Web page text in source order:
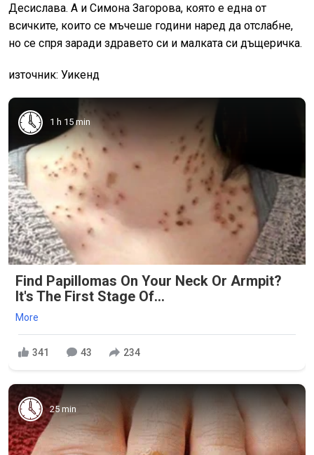
Десислава. А и Симона Загорова, която е една от
всичките, които се мъчеше години наред да отслабне,
но се спря заради здравето си и малката си дъщеричка.
източник: Уикенд
1 h 15 min
Find Papillomas On Your Neck Or Armpit?
It's The First Stage Of...
More
341 43 234
25 min